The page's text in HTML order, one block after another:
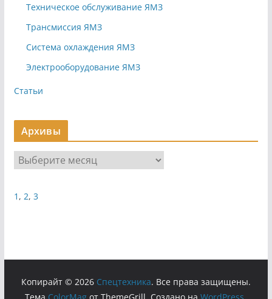
Техническое обслуживание ЯМЗ
Трансмиссия ЯМЗ
Система охлаждения ЯМЗ
Электрооборудование ЯМЗ
Статьи
Архивы
р
и
1 , 2, 3
Копирайт © 2026 Cпецтехника. Все права защищены.